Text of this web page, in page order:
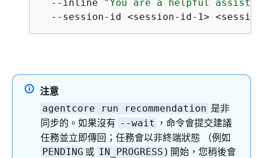
  --inline
"You are a helpful
--session-id <session-id-1>
注意
agentcore run recommendation 是非
同步的。如果沒有 --wait ，命令會提交建議
任務並立即傳回；任務會以非終端狀態 （例如
PENDING 或 IN_PROGRESS ) 開始，您稍後會